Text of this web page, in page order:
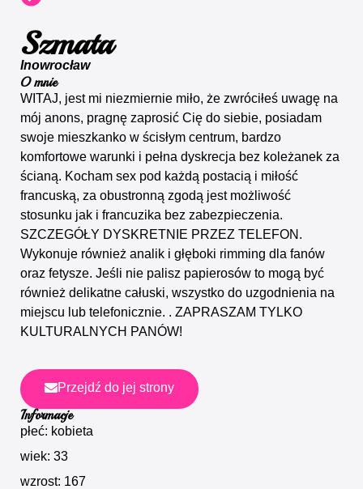
Szmata
Inowrocław
O mnie
WITAJ, jest mi niezmiernie miło, że zwróciłeś uwagę na
mój anons, pragnę zaprosić Cię do siebie, posiadam
swoje mieszkanko w ścisłym centrum, bardzo
komfortowe warunki i pełna dyskrecja bez koleżanek za
ścianą. Kocham sex pod każdą postacią i miłość
francuską, za obustronną zgodą jest możliwość
stosunku jak i francuzika bez zabezpieczenia.
SZCZEGÓŁY DYSKRETNIE PRZEZ TELEFON.
Wykonuje również analik i głęboki rimming dla fanów
oraz fetysze. Jeśli nie palisz papierosów to mogą być
również delikatne całuski, wszystko do uzgodnienia na
miejscu lub telefonicznie. . ZAPRASZAM TYLKO
KULTURALNYCH PANÓW!
Przejdź do jej strony
Informacje
płeć: kobieta
wiek: 33
wzrost: 167